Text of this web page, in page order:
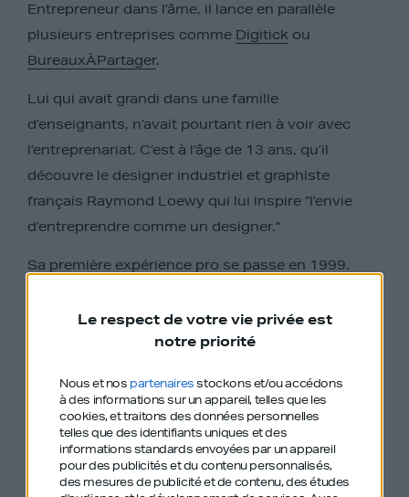
Le respect de votre vie privée est
notre priorité
Nous et nos partenairesstockons et/ou accédons
à des informations sur un appareil, telles que les
cookies, et traitons des données personnelles
telles que des identifiants uniques et des
informations standards envoyées par un appareil
pour des publicités et du contenu personnalisés,
des mesures de publicité et de contenu, des études
Entrepreneur dans l’âme, il lance en parallèle
plusieurs entreprises comme Digitick ou
BureauxÀPartager.
Lui qui avait grandi dans une famille
d’enseignants, n’avait pourtant rien à voir avec
l’entreprenariat. C’est à l’âge de 13 ans, qu’il
découvre le designer industriel et graphiste
français Raymond Loewy qui lui inspire “l’envie
d’entreprendre comme un designer.”
Sa première expérience pro se passe en 1999.
site e-commerce de livraison à domicile. Le projet
tient pendant 1 an et demi mais il ne réussit pas à
“En faisant on apprend…il y a des idées
qu’on ne peut avoir que par la main et non
par la tête”